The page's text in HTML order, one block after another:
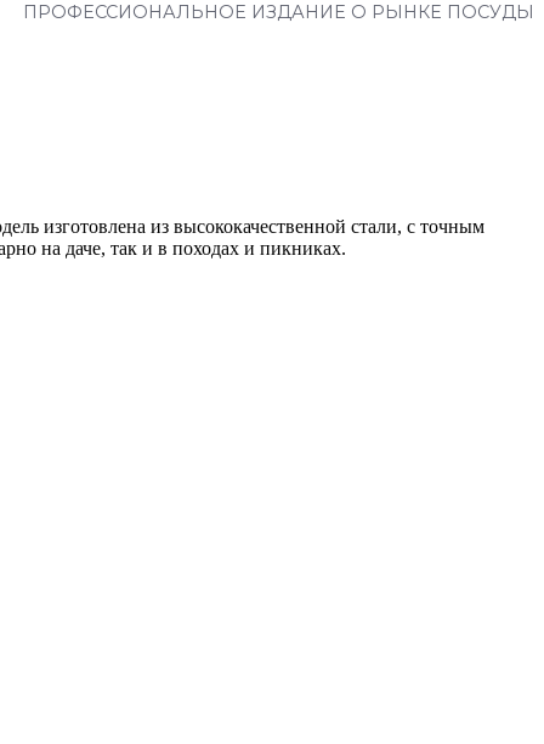
ПРОФЕССИОНАЛЬНОЕ ИЗДАНИЕ О РЫНКЕ ПОСУДЫ
изготовлена из высококачественной стали, с точным
на даче, так и в походах и пикниках.